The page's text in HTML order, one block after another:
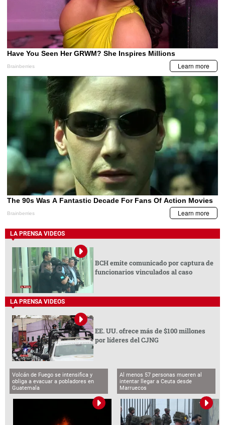
LA PRENSA VIDEOS
BCH emite comunicado por captura de
funcionarios vinculados al caso
LA PRENSA VIDEOS
EE. UU. ofrece más de $100 millones
por líderes del CJNG
Volcán de Fuego se intensifica y
obliga a evacuar a pobladores en
Guatemala
Al menos 57 personas mueren al
intentar llegar a Ceuta desde
Marruecos